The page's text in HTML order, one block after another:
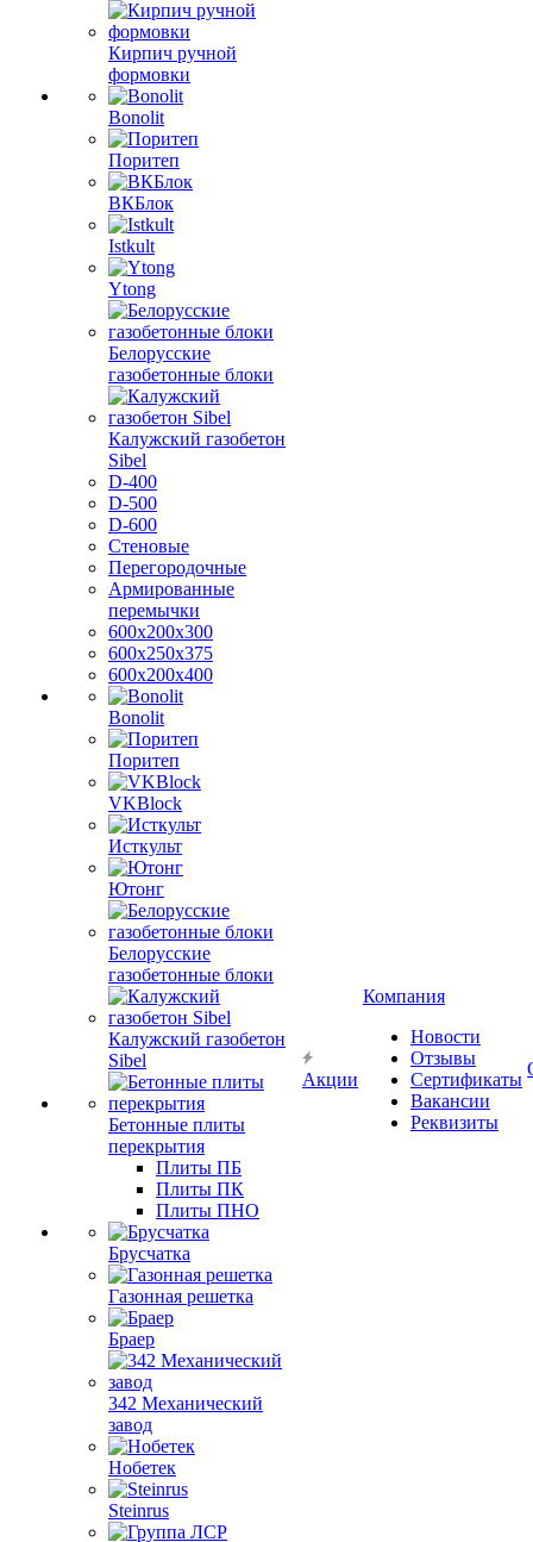
Кирпич ручной
формовки
Bonolit
Поритеп
ВКБлок
Istkult
Ytong
Белорусские
газобетонные блоки
Калужский газобетон
Sibel
D-400
D-500
D-600
Стеновые
Перегородочные
Армированные
перемычки
600х200х300
600х250х375
600х200х400
Bonolit
Поритеп
VKBlock
Исткульт
Ютонг
Белорусские
газобетонные блоки
Калужский газобетон
Sibel
Бетонные плиты
перекрытия
Плиты ПБ
Плиты ПК
Плиты ПНО
Брусчатка
Газонная решетка
Браер
342 Механический
завод
Нобетек
Steinrus
Акции
Компания
Новости
Отзывы
Сертификаты
Вакансии
Реквизиты